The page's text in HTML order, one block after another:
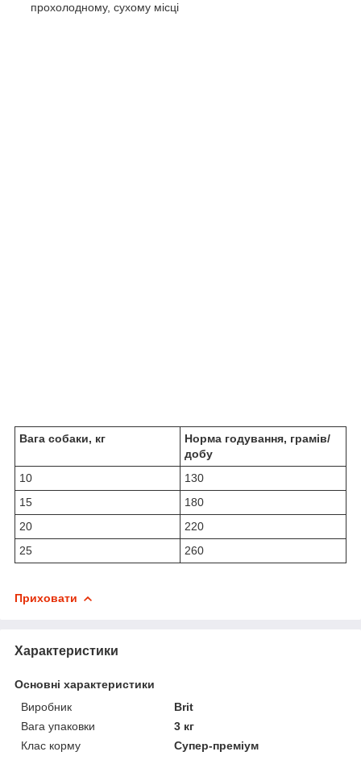
прохолодному, сухому місці
Вага собаки, кг
Норма годування, грамів/
добу
10
130
15
180
20
220
25
260
Приховати
Характеристики
Основні характеристики
Виробник
Brit
Вага упаковки
3 кг
Клас корму
Супер-преміум